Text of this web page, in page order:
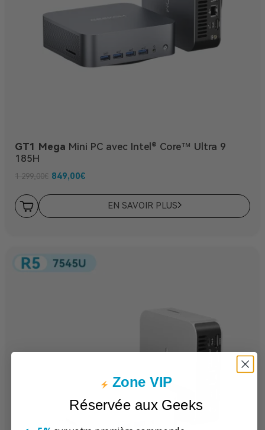
GT1 Mega Mini PC avec Intel® Core™ Ultra 9
185H
1 299,00€ 849,00€
EN SAVOIR PLUS
Zone VIP
Réservée aux Geeks